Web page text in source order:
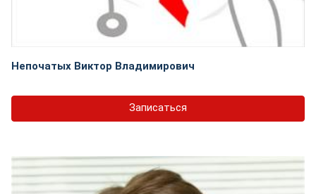
Непочатых Виктор Владимирович
Записаться